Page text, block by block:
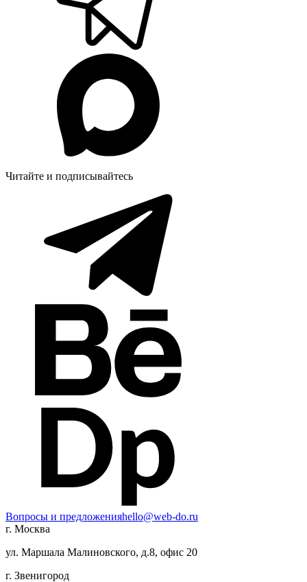
Читайте и подписывайтесь
Вопросы и предложенияhello@web-do.ru
г. Москва
ул. Маршала Малиновского, д.8, офис 20
г. Звенигород